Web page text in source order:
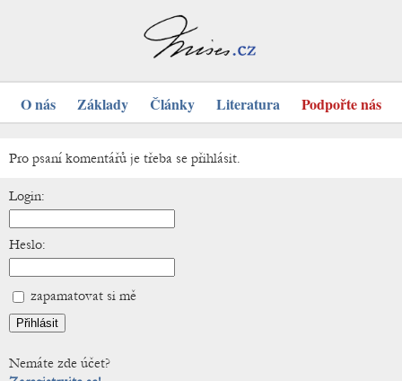
O nás Základy Články Literatura Podpořte nás
Pro psaní komentářů je třeba se přihlásit.
Login:
Heslo:
zapamatovat si mě
Nemáte zde účet?